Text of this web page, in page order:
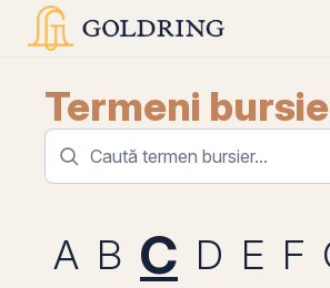
Termeni
A B C D E F